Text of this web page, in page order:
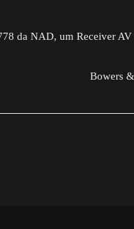
da NAD, um Receiver
Bowers